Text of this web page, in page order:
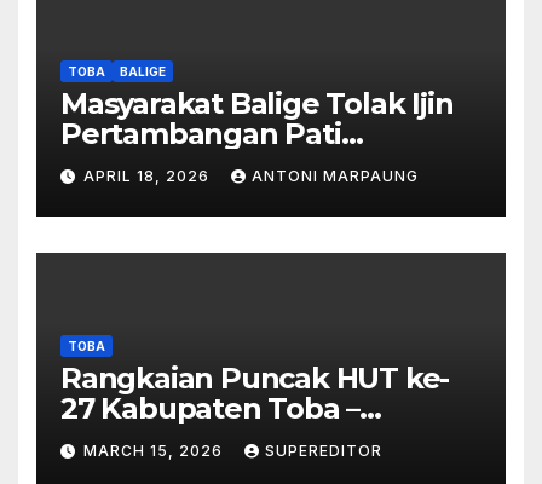
Dipalsukan
TOBA BALIGE
Masyarakat Balige Tolak Ijin
Pertambangan Pati
Simanjuntak – btc Akan
Investigasi Proses Perijinan
APRIL 18, 2026 ANTONI MARPAUNG
TOBA
Rangkaian Puncak HUT ke-
27 Kabupaten Toba –
Panjatkan Doa Untuk
Kesejahteraan
MARCH 15, 2026 SUPEREDITOR